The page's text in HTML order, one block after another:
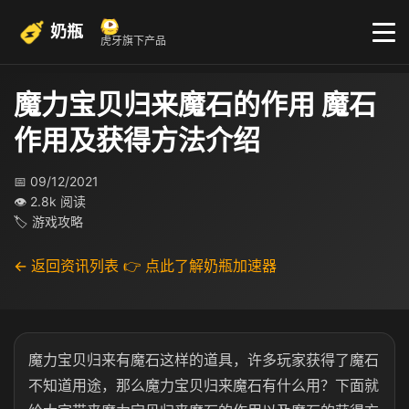
奶瓶 虎牙旗下产品
魔力宝贝归来魔石的作用 魔石
作用及获得方法介绍
📅 09/12/2021
👁 2.8k 阅读
🏷 游戏攻略
← 返回资讯列表 👉 点此了解奶瓶加速器
魔力宝贝归来有魔石这样的道具，许多玩家获得了魔石
不知道用途，那么魔力宝贝归来魔石有什么用？下面就